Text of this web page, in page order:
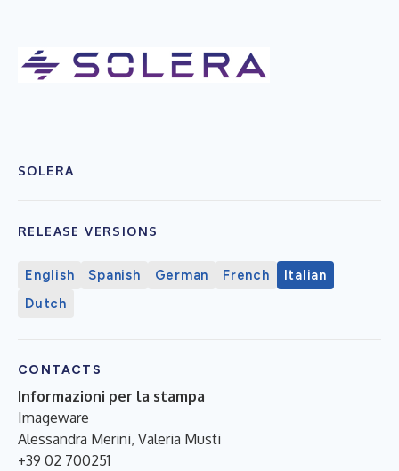
SOLERA
RELEASE VERSIONS
English Spanish German French
Italian
Dutch
CONTACTS
Informazioni per la stampa
Imageware
Alessandra Merini, Valeria Musti
+39 02 700251